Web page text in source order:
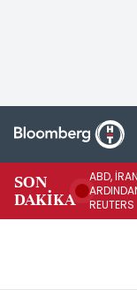
SON
DAKİKA
ABD,
REUTERS